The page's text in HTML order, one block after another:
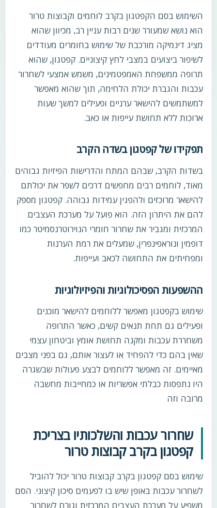
השימוש בסם הקפטגון בקרב לוחמים וקבוצות טרור
הוא נושא שמעורר שנים רבות עניין רב, מכיוון שהוא
מציג דינמיקה מורכבת של שימוש בחומרים מעודדים
לשיפור ביצועים במצבי לחץ קיצוניים. קפטגון, שהוא
תרופה ממשפחת האמפטמינים, משמש אמצעי לשחרור
עכבות והגברת יכולת הלחימה, תוך שהוא מאפשר
למשתמשים להישאר ערניים ופעילים למשך שעות
ארוכות ללא תחושת עייפות או כאב.
תפקידו של קפטגון בשדה הקרב
בשדות הקרב, שבהם המתח והדרישות הפיזיות גבוהים
מאוד, לוחמים רבים מחפשים דרכים לשפר את יכולתם
להישאר מרוכזים ולהפגין עמידות גבוהה. קפטגון מספק
להם את היתרון הזה. הוא פועל על מערכת העצבים
המרכזית ומגביר את שחרור חומרי הנוירוטרנסמיטר כמו
דופמין ונוראפינפרין, שמעלים את רמת הערנות
ומפחיתים את התחושה לכאב ועייפות.
ההשפעות הפסיכולוגיות והפיזיולוגיות
שימוש בקפטגון מאפשר ללוחמים להישאר מוכנים
ופעילים גם תחת תנאים קשים, כאשר התרופה
משחררת עכבות ומקנה תחושת אומץ וביטחון עצמי
שאין בהם כדי להפחיד או לעצור אותם, גם בפני מצבים
מאיימים. זה מאפשר ללוחמים לבצע פעולות שבשגרה
היו נתפסות כבלתי אפשריות או כמחייבות מחשבה
מרובה וזה
שחרור עכבות והשלכותיו בצריכת
קפטגון בקרב קבוצות טרור
שימוש בסם קפטגון בקרב קבוצות טרור יכול להוביל
לשחרור עכבות באופן שיש בו לפעמים סיכון קיצוני. הסם
משפיע על מערכת העצבים המרכזית וגורם לשחרור